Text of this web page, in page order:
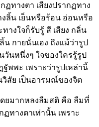
ทางตา เสียงปรากฏทาง
ลิ้น เย็นหรือร้อน อ่อนหรือ
างใจก็รับรู้ สี เสียง กลิ่น
กายนั่นเอง ถึงแม้ว่ารูป
วันหนึ่งๆ ใจของใครรู้รูป
พพะ เพราะว่ารูปเหล่านี้
วิสัย เป็นอารมณ์ของจิต
ดยมากหลงลืมสติ คือ ลืมที่
ทางตาเท่านั้น เพราะ